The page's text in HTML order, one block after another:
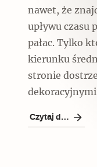
nawet, że
upływu czasu
pałac. Tylko
kierunku
stronie
Czytaj dalej